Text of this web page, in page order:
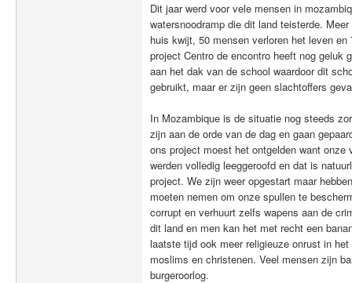
Dit jaar werd voor vele mensen in
watersnoodramp die dit land teisterde.
huis kwijt, 50 mensen verloren het leven
project Centro de encontro heeft nog geluk
aan het dak van de school waardoor dit
gebruikt, maar er zijn geen slachtoffers
In Mozambique is de situatie nog steeds
zijn aan de orde van de dag en gaan
ons project moest het ontgelden want onze
werden volledig leeggeroofd en dat is
project. We zijn weer opgestart maar
moeten nemen om onze spullen te
corrupt en verhuurt zelfs wapens aan de
dit land en men kan het met recht een
laatste tijd ook meer religieuze onrust in
moslims en christenen. Veel mensen zijn
burgeroorlog.